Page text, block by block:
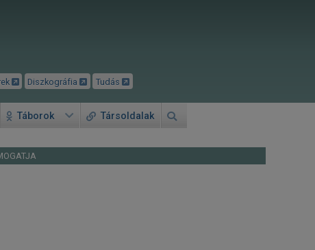
Diszkográfia Tudás
Táborok Társoldalak